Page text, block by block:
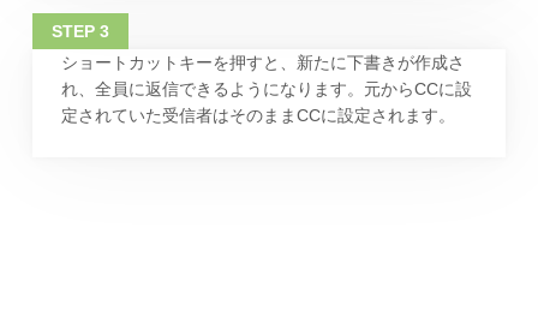
ショートカットキーを押すと、新たに下書きが作成さ
れ、全員に返信できるようになります。元からCCに設
定されていた受信者はそのままCCに設定されます。